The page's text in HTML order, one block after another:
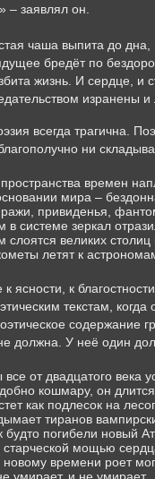
– заявлял он.
чаша выпита до дна,
бредёт по
жизнь. И сердце, и
изранены
всегда трагична.
ни
времен
мира –
привиденья,
в системе зеркал
слоятся великих
летят к
ясности, к
текстам,
содержание
должна. У неё один
от двадцатого века
кошмару, он
как подлесок на
тиранов
будто погибели новый
мощью
времени роет